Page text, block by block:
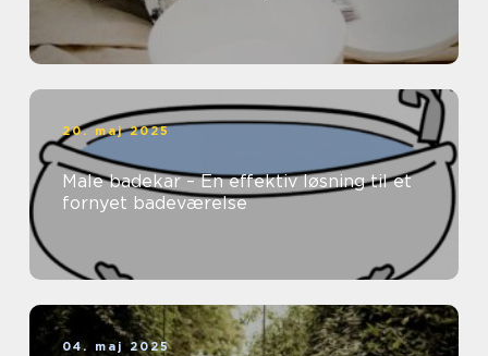
20. maj 2025
Male badekar – En effektiv løsning til et
fornyet badeværelse
04. maj 2025